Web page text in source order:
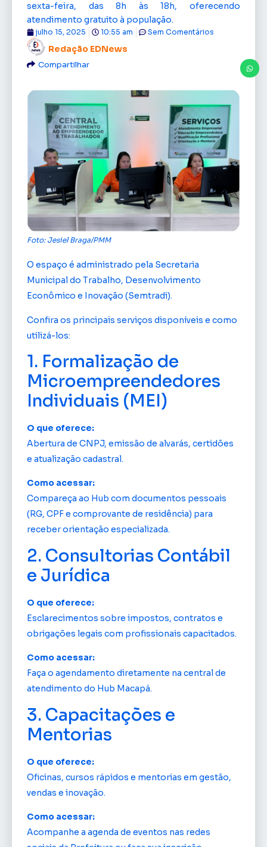
sexta-feira, das 8h às 18h, oferecendo
atendimento gratuito à população.
Redação EDNews
julho 15, 2025 10:55 am Sem Comentários
Compartilhar
Foto: Jesiel Braga/PMM
O espaço é administrado pela Secretaria
Municipal do Trabalho, Desenvolvimento
Econômico e Inovação (Semtradi).
Confira os principais serviços disponíveis e como
utilizá-los:
1. Formalização de
Microempreendedores
Individuais (MEI)
O que oferece:
Abertura de CNPJ, emissão de alvarás, certidões
e atualização cadastral.
Como acessar:
Compareça ao Hub com documentos pessoais
(RG, CPF e comprovante de residência) para
receber orientação especializada.
2. Consultorias Contábil
e Jurídica
O que oferece:
Esclarecimentos sobre impostos, contratos e
obrigações legais com profissionais capacitados.
Como acessar:
Faça o agendamento diretamente na central de
atendimento do Hub Macapá.
3. Capacitações e
Mentorias
O que oferece:
Oficinas, cursos rápidos e mentorias em gestão,
vendas e inovação.
Como acessar:
Acompanhe a agenda de eventos nas redes